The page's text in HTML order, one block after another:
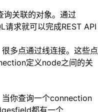
关联的对象。通过
求就可以完成REST API
多点通过线连接。这些点
定义node之间的关
你查询一个connection
都有一个